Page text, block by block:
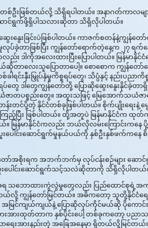
တစ်ဦးဖြစ်တယ်လို့ သိရှိရပါတယ်။ အနာဂတ်ကာလမျ
ဆောင်ရွက်ဖို့ရှိပါသလားဆိုတာ သိရှိလိုပါတယ်။
းနွေးခြင်းပဲဖြစ်ပါတယ်။ ကာဇက်စတန်နဲ့ကျွန်
တာဖြစ်ပြီး ကျွန်တော်ရောက်တဲ့နေ့က ၂၇ ရက်န
ဒါကိုအလေးထားပြီးပြောပါတယ်။ မြန်မာနိုင်ငံ
ာလေးသူပြောတာပေါ့။ စောစောက ကျွန်တော်
ရင်းနှီးမြှုပ်နှံမှုကိစ္စရပ်တွေ၊ သိပ္ပံနှင့် နည်းပညာကိစ္
ရပ်တွေ ဒါတွေကျွန်တော်တို့ ပြောဆိုဆွေးနွေးနိုင်ခဲ့တ
တပစ္စည်းတွေ။ အထူးသဖြင့် မြေအောက်သယံဇာ
းတင်ပို့တဲ့ နိုင်ငံတစ်ခုဖြစ်ပါတယ်။ စိုက်ပျိုးရေးနဲ့ မွ
ည့်ပြီး ဖြစ်ပါတယ်။ ထို့အတူပဲ မြန်မာနိုင်ငံက ထုတ်
။ မြန်မာနိုင်ငံကလည်း ဘယ်လိုလမ်းကြောင်းကနေ
းပေါင်းဆောင်ရွက်မှုနယ်ပယ်ကို နှစ်ဦးနှစ်ဖက်ကန
အစိုးရက အဘက်ဘက်မှ လုပ်ငန်းစဉ်များ ဆောင်
းပူးပေါင်းဆောင်ရွက်သင့်သလဲဆိုတာကို သိရှိလိုပါတယ်
သဘောထားကွဲလွဲမှုတွေလည်း ပြည်ထောင်စုရဲ့အကျို
လို့ ကျွန်တော်မြင်တယ်။ အဓိကတော့ သူတို့နိုင်ငံရေ
အမြင်ကျယ်ကျယ်နဲ့ ပြောဆိုလုပ်ကိုင်မယ်ဆို ပိုကော
းထုတ်တာက နှစ်ပိုင်းပေါ့ တစ်ခုကတော့ ပညာသင်
ာရေးအားနည်းတဲ့ အခြေအနေမှာ ရှိတယ်လို့မြင်